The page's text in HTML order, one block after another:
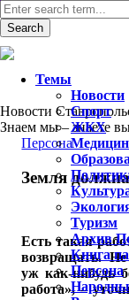
Новости
Знаем мы – знаете
Персона
Земля
Есть такая
возвращать. Не
уж как-нибудь
работа», –
Темы
Новости
Спорт
ЖКХ
Туризм
Архив
Книга
Персона